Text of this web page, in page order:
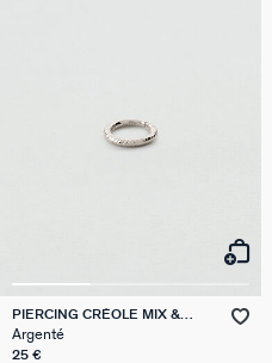
PIERCING CRÉOLE MIX &
MATCH
Argenté
25 €